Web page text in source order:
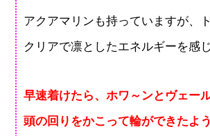
アクアマリンも持っていますが、
クリアで凛としたエネルギーを感じ
早速着けたら、ホワ～ンとヴェー
頭の回りをかこって輪ができたよう